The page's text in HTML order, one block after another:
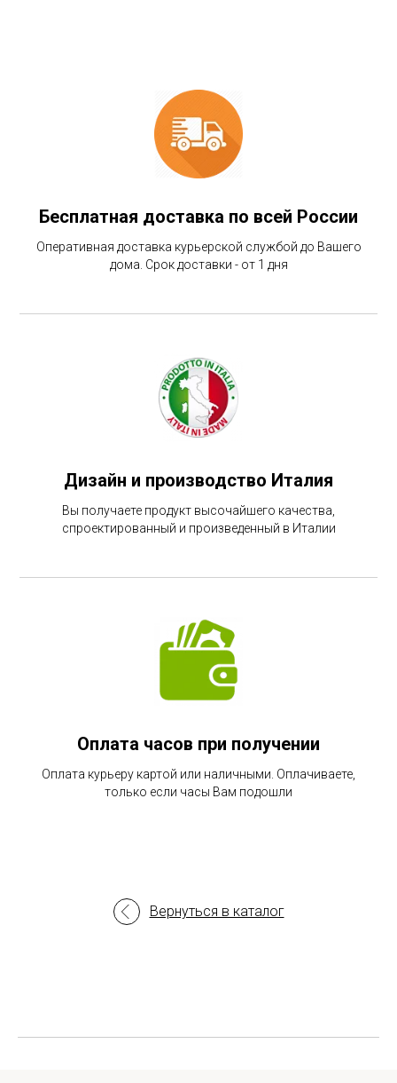
Бесплатная доставка по всей России
Оперативная доставка курьерской службой до Вашего
дома. Срок доставки - от 1 дня
Дизайн и производство Италия
Вы получаете продукт высочайшего качества,
спроектированный и произведенный в Италии
Оплата часов при получении
Оплата курьеру картой или наличными. Оплачиваете,
только если часы Вам подошли
Вернуться в каталог